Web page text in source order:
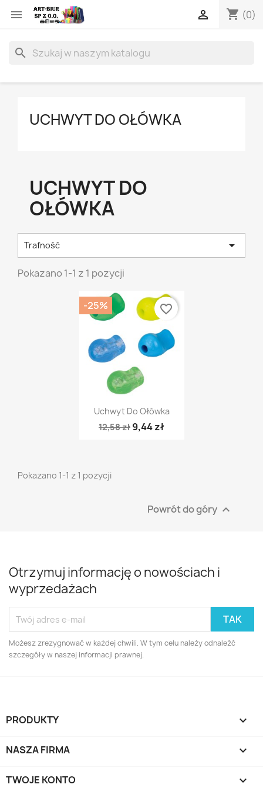
 shopping_cart (0)

search
UCHWYT DO OŁÓWKA
UCHWYT DO
OŁÓWKA
Trafność 
Pokazano 1-1 z 1 pozycji
Szybki podgląd
Uchwyt Do Ołówka
12,58 zł 9,44 zł
-25% favorite_border
Pokazano 1-1 z 1 pozycji
Powrót do góry 
Otrzymuj informację o nowościach i
wyprzedażach
Możesz zrezygnować w każdej chwili. W tym celu należy odnaleźć
szczegóły w naszej informacji prawnej.
PRODUKTY 
NASZA FIRMA 
TWOJE KONTO 